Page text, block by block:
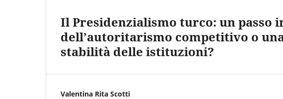
Il Presidenzialismo turco: un passo
dell’autoritarismo competitivo o
stabilità delle istituzioni?
Valentina Rita Scotti